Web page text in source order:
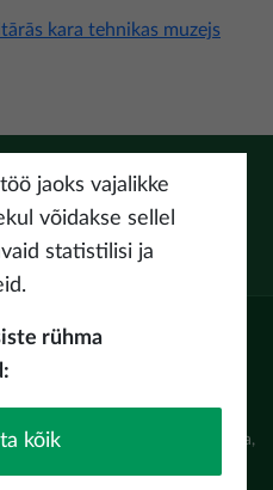
kara tehnikas muzejs
YoutubeThreads
(LIAA) Pērses iela 2, Rīga,
jaoks vajalikke
võidakse sellel
statistilisi ja
rühma
kõik